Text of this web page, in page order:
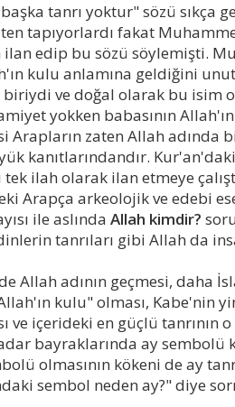
tanrı yoktur" sözü sıkça
tapıyorlardı fakat
edip bu sözü söylemişti.
kulu anlamına geldiğini
biriydi ve doğal olarak bu isim
yokken babasının
Arapların zaten Allah adında
kanıtlarındandır.
ilah olarak ilan etmeye
Arapça arkeolojik ve edebi
ile aslında Allah kimdir?
tanrıları gibi Allah da
Allah adının geçmesi, daha
kulu" olması, Kabe'nin
ve içerideki en güçlü
bayraklarında ay sembolü
olmasının kökeni de ay
sembol neden ay?" diye